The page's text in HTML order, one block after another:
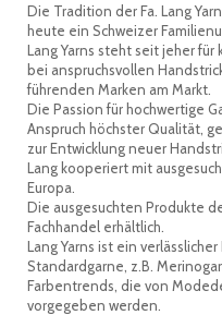
Die Tradition der Fa. Lang
heute ein Schweizer
Lang Yarns steht seit jeher
bei anspruchsvollen
führenden Marken am Markt.
Die Passion für hochwertige
Anspruch höchster Qualität,
zur Entwicklung neuer
Lang kooperiert mit
Europa.
Die ausgesuchten Produkte
Fachhandel erhältlich.
Lang Yarns ist ein
Standardgarne, z.B.
Farbentrends, die von
vorgegeben werden.